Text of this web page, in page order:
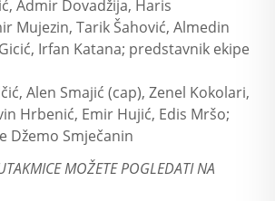
Admir Dovadžija, Haris
Mujezin, Tarik Šahović, Almedin
Irfan Katana; predstavnik ekipe
Alen Smajić (cap), Zenel Kokolari,
Hrbenić, Emir Hujić, Edis Mršo;
Džemo Smječanin
MOŽETE POGLEDATI NA